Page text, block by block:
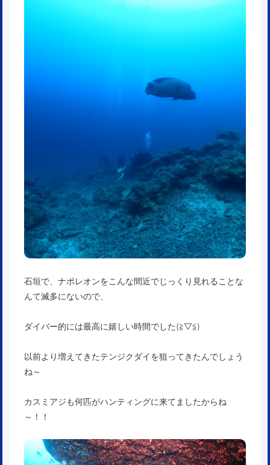
石垣で、ナポレオンをこんな間近でじっくり見れることな
んて滅多にないので、
ダイバー的には最高に嬉しい時間でした(≧▽≦)
以前より増えてきたテンジクダイを狙ってきたんでしょう
ね～
カスミアジも何匹がハンティングに来てましたからね
～！！